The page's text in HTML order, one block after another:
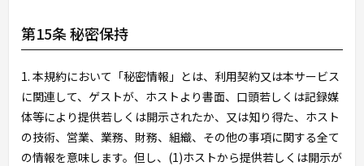
第15条 秘密保持
1. 本規約において「秘密情報」とは、利用契約又は本サービス
に関連して、ゲストが、ホストより書面、口頭若しくは記録媒
体等により提供若しくは開示されたか、又は知り得た、ホスト
の技術、営業、業務、財務、組織、その他の事項に関する全て
の情報を意味します。但し、(1)ホストから提供若しくは開示が